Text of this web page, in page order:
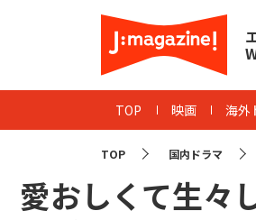
TOP 映画 海外
TOP 国内ドラマ
愛おしくて生々